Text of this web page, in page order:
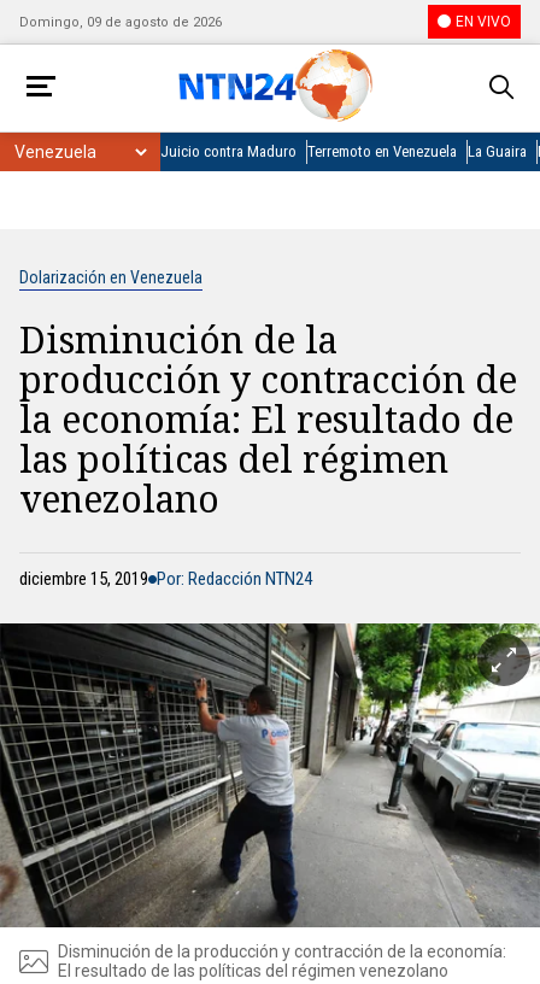
Domingo, 09 de agosto de 2026 EN VIVO
Juicio contra Maduro Terremoto en Venezuela La Guaira
Dolarización en Venezuela
Disminución de la
producción y contracción de
la economía: El resultado de
las políticas del régimen
venezolano
diciembre 15, 2019 Por: Redacción NTN24
Disminución de la producción y contracción de la economía:
El resultado de las políticas del régimen venezolano